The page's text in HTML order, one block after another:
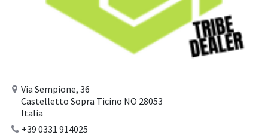
Via Sempione, 36
Castelletto Sopra Ticino NO 28053
Italia
+39 0331 914025